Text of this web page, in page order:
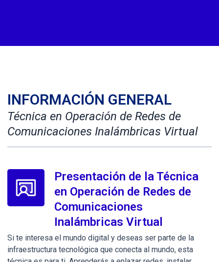
INFORMACIÓN GENERAL
Técnica en Operación de Redes de
Comunicaciones Inalámbricas Virtual
Presentación de la Técnica
en Operación de Redes de
Comunicaciones
Inalámbricas Virtual
Si te interesa el mundo digital y deseas ser parte de la
infraestructura tecnológica que conecta al mundo, esta